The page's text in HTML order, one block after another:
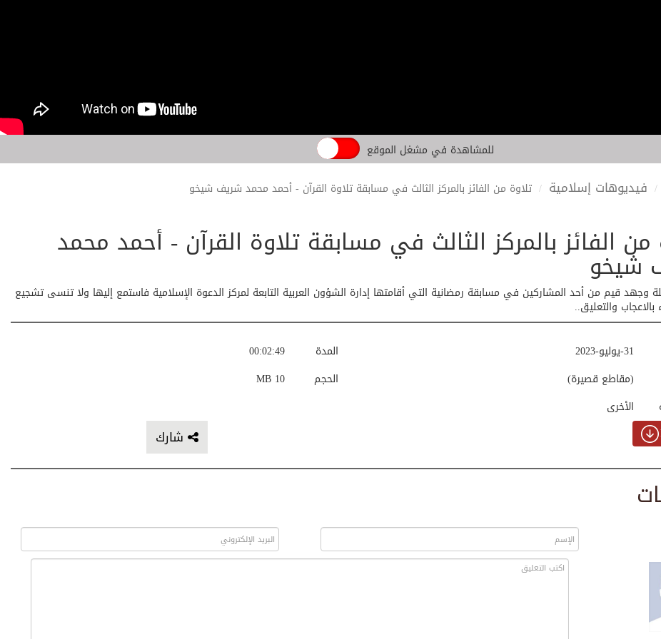
للمشاهدة في مشغل الموقع
فيديوهات إسلامية تلاوة من الفائز بالمركز الثالث في مسابقة تلاوة القرآن - أحمد محمد شريف شيخو
من الفائز بالمركز الثالث في مسابقة تلاوة القرآن - أحمد محمد
شيخو
وجهد قيم من أحد المشاركين في مسابقة رمضانية التي أقامتها إدارة الشؤون العربية التابعة لمركز الدعوة الإسلامية فاستمع إليها ولا تنسى تشجيع
والتعليق..
00:02:49
المدة
10 MB
الحجم
31-يوليو-2023
(مقاطع قصيرة)
الأخرى
شارك